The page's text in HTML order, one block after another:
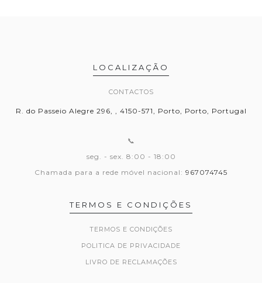
LOCALIZAÇÃO
CONTACTOS
R. do Passeio Alegre 296, , 4150-571, Porto, Porto, Portugal
📞
seg. - sex. 8:00 - 18:00
Chamada para a rede móvel nacional: 967074745
TERMOS E CONDIÇÕES
TERMOS E CONDIÇÕES
POLITICA DE PRIVACIDADE
LIVRO DE RECLAMAÇÕES